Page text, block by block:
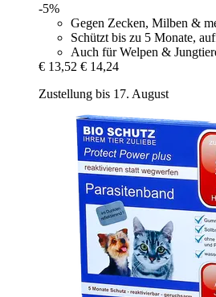
-5%
Gegen Zecken, Milben &
Schützt bis zu 5 Monate,
Auch für Welpen &
€ 13,52 € 14,24
Zustellung bis 17. August